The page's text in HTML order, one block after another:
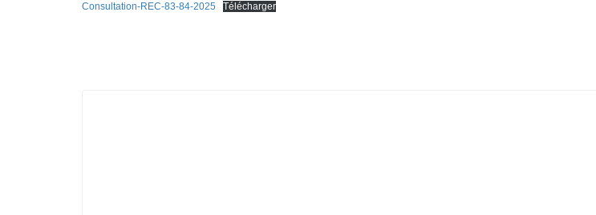
Consultation-REC-83-84-2025 Télécharger